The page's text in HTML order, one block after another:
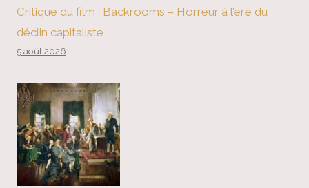
Critique du film : Backrooms – Horreur à l’ère du
déclin capitaliste
5 août 2026